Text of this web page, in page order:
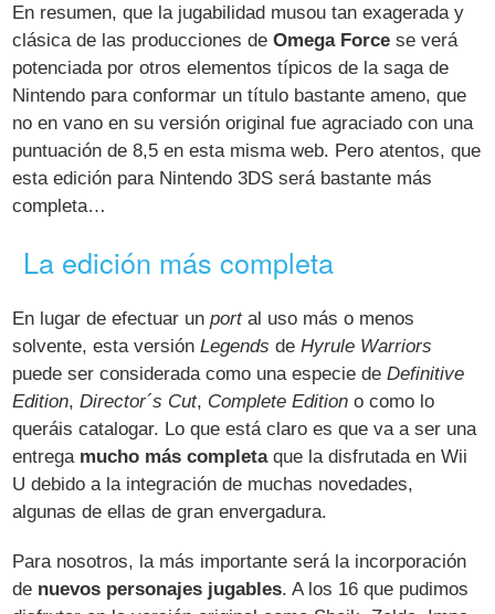
En resumen, que la jugabilidad musou tan exagerada y
clásica de las producciones deOmega Force se verá
potenciada por otros elementos típicos de la saga de
Nintendo para conformar un título bastante ameno, que
no en vano en su versión original fue agraciado con una
puntuación de 8,5 en esta misma web. Pero atentos, que
esta edición para Nintendo 3DS será bastante más
completa…
La edición más completa
En lugar de efectuar unportal uso más o menos
solvente, esta versiónLegends deHyrule Warriors
puede ser considerada como una especie deDefinitive
Edition,Director´s Cut, Complete Edition o como lo
queráis catalogar. Lo que está claro es que va a ser una
entrega mucho más completaque la disfrutada en Wii
U debido a la integración de muchas novedades,
algunas de ellas de gran envergadura.
Para nosotros, la más importante será la incorporación
de nuevos personajes jugables. A los 16 que pudimos